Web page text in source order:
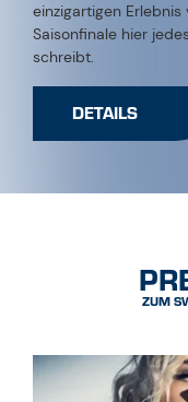
einzigartigen
Saisonfinale hier
schreibt.
DETAILS
ZUM